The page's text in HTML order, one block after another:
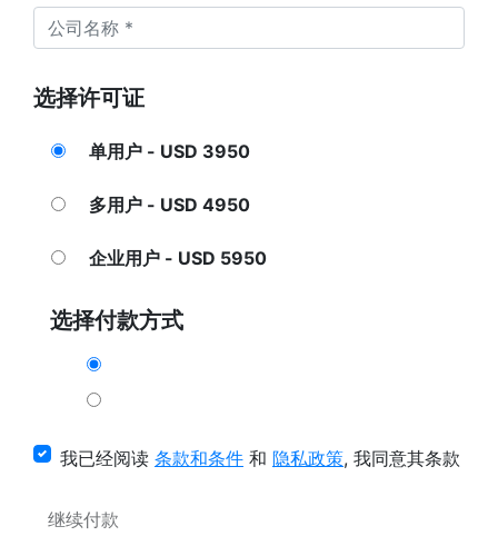
选择许可证
单用户 - USD 3950
多用户 - USD 4950
企业用户 - USD 5950
选择付款方式
我已经阅读 条款和条件 和 隐私政策, 我同意其条款
继续付款